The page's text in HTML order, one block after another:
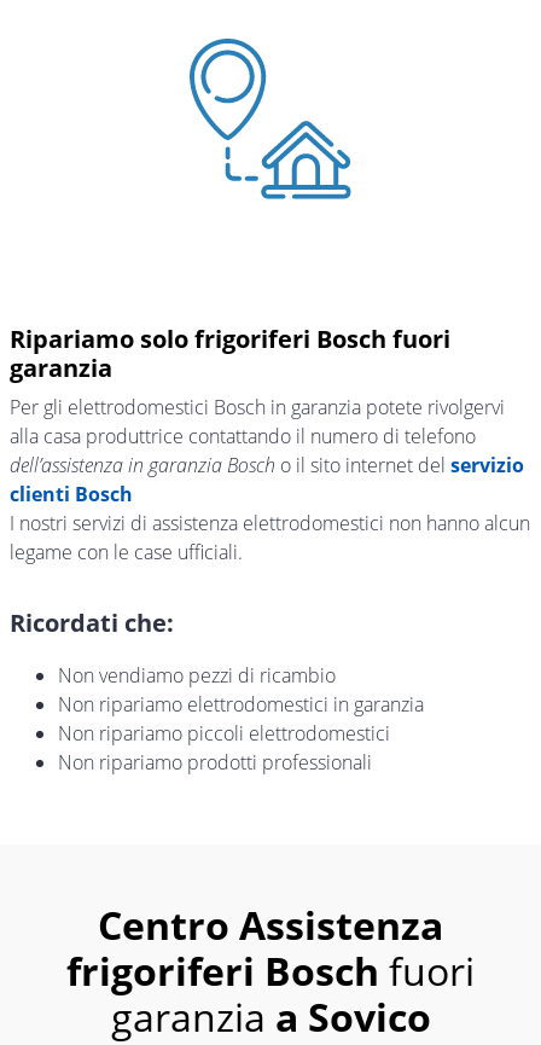
Ripariamo solo frigoriferi Bosch fuori
garanzia
Per gli elettrodomestici Bosch in garanzia potete rivolgervi
alla casa produttrice contattando il numero di telefono
dell’assistenza in garanzia Bosch o il sito internet del servizio
clienti Bosch
I nostri servizi di assistenza elettrodomestici non hanno alcun
legame con le case ufficiali.
Ricordati che:
Non vendiamo pezzi di ricambio
Non ripariamo elettrodomestici in garanzia
Non ripariamo piccoli elettrodomestici
Non ripariamo prodotti professionali
Centro Assistenza
frigoriferi Bosch fuori
garanzia a Sovico